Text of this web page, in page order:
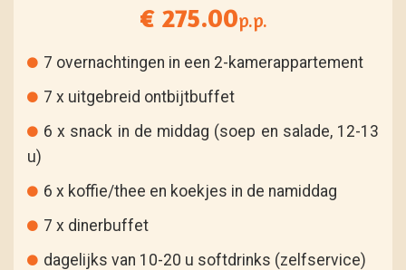
€ 275.00p.p.
7 overnachtingen in een 2-kamerappartement
7 x uitgebreid ontbijtbuffet
6 x snack in de middag (soep en salade, 12-13
u)
6 x koffie/thee en koekjes in de namiddag
7 x dinerbuffet
dagelijks van 10-20 u softdrinks (zelfservice)